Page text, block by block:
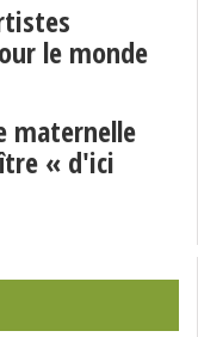
le monde
maternelle
« d'ici